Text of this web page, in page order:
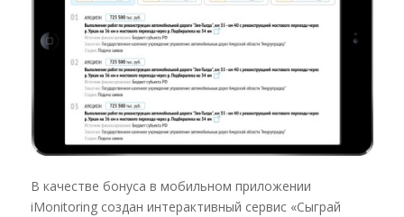
В качестве бонуса в мобильном приложении
iMonitoring создан интерактивный сервис «Сыграй